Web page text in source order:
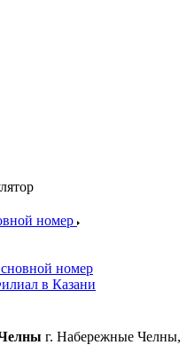
номер
номер
в Казани
г. Набережные Челны,